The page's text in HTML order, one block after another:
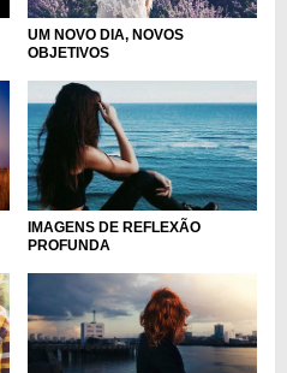
UM NOVO DIA, NOVOS
OBJETIVOS
IMAGENS DE REFLEXÃO
PROFUNDA